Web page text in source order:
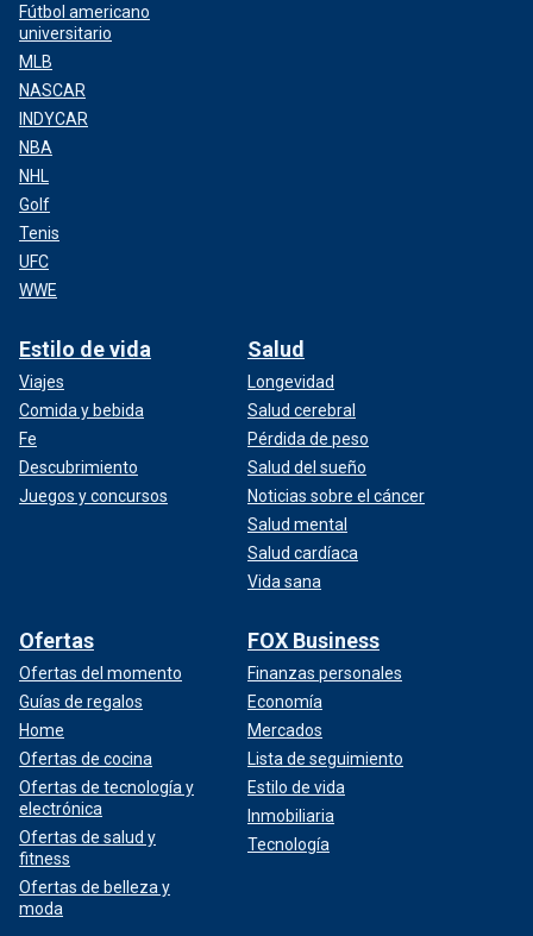
Fútbol americano
universitario
MLB
NASCAR
INDYCAR
NBA
NHL
Golf
Tenis
UFC
WWE
Estilo de vida
Viajes
Comida y bebida
Fe
Descubrimiento
Juegos y concursos
Salud
Longevidad
Salud cerebral
Pérdida de peso
Salud del sueño
Noticias sobre el cáncer
Salud mental
Salud cardíaca
Vida sana
Ofertas
Ofertas del momento
Guías de regalos
Home
Ofertas de cocina
Ofertas de tecnología y
electrónica
Ofertas de salud y
fitness
Ofertas de belleza y
moda
FOX Business
Finanzas personales
Economía
Mercados
Lista de seguimiento
Estilo de vida
Inmobiliaria
Tecnología